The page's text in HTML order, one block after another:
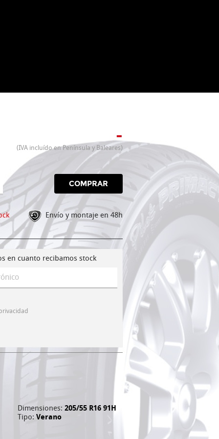
-
(IVA incluído en Península y Baleares)
COMPRAR
Envío y montaje en 48h
en cuanto recibamos stock
Dimensiones: 205/55 R16 91H
Tipo: Verano